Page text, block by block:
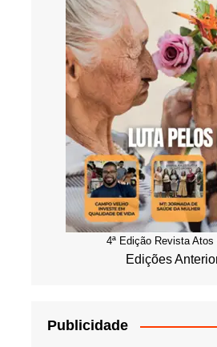
4ª Edição Revista Atos
Edições
Publicidade